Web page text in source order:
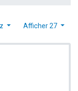
Afficher 27